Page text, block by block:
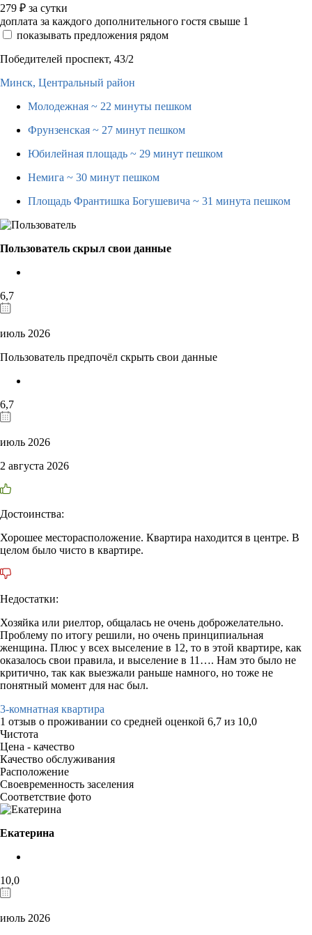
279 ₽ за сутки
доплата за каждого дополнительного гостя свыше 1
показывать предложения рядом
Победителей проспект, 43/2
Минск, Центральный район
Молодежная ~ 22 минуты пешком
Фрунзенская ~ 27 минут пешком
Юбилейная площадь ~ 29 минут пешком
Немига ~ 30 минут пешком
Площадь Франтишка Богушевича ~ 31 минута пешком
Пользователь скрыл свои данные
6,7
июль 2026
Пользователь предпочёл скрыть свои данные
6,7
июль 2026
2 августа 2026
Достоинства:
Хорошее месторасположение. Квартира находится в центре. В
целом было чисто в квартире.
Недостатки:
Хозяйка или риелтор, общалась не очень доброжелательно.
Проблему по итогу решили, но очень принципиальная
женщина. Плюс у всех выселение в 12, то в этой квартире, как
оказалось свои правила, и выселение в 11…. Нам это было не
критично, так как выезжали раньше намного, но тоже не
понятный момент для нас был.
3-комнатная квартира
1 отзыв о проживании со средней оценкой 6,7 из 10,0
Чистота
Цена - качество
Качество обслуживания
Расположение
Своевременность заселения
Соответствие фото
Екатерина
10,0
июль 2026